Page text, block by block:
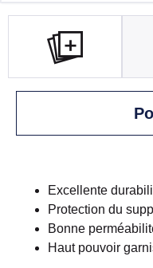
Excellente
Protection du
Bonne
Haut pouvoir